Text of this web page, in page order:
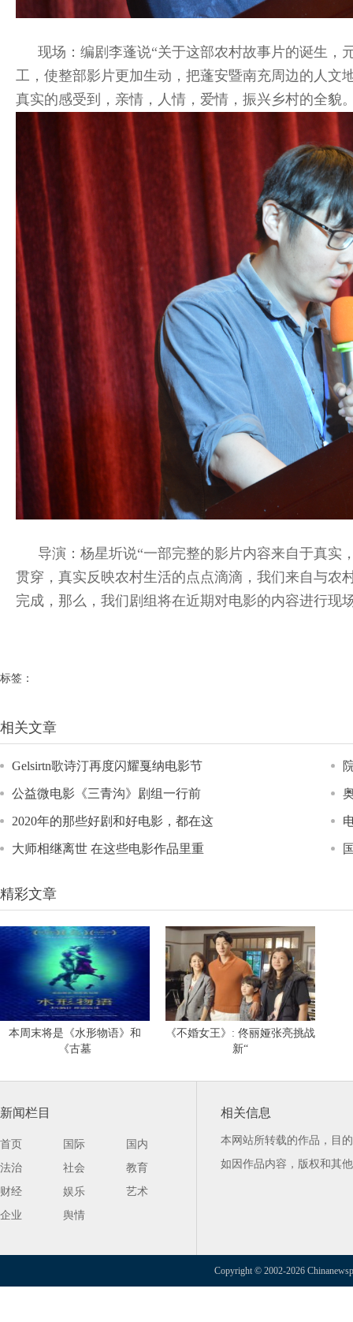
现场：编剧李蓬说“关于这部农村故事片的诞生，
工，使整部影片更加生动，把蓬安暨南充周边的人文
真实的感受到，亲情，人情，爱情，振兴乡村的全貌
导演：杨星圻说“一部完整的影片内容来自于真实
贯穿，真实反映农村生活的点点滴滴，我们来自与农
完成，那么，我们剧组将在近期对电影的内容进行现
标签：
相关文章
Gelsirtn歌诗汀再度闪耀戛纳电影节
公益微电影《三青沟》剧组一行前
2020年的那些好剧和好电影，都在这
大师相继离世 在这些电影作品里重
精彩文章
本周末将是《水形物语》和
《古墓
《不婚女王》: 佟丽娅张亮挑战
新“
新闻栏目
首页 国际
国内
法治
社会
教育
财经
娱乐
艺术
企业
舆情
相关信息
本网站所转载的作品，目
如因作品内容，版权和其
Copyright © 2002-2026